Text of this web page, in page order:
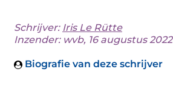
Schrijver: Iris Le Rütte
Inzender: wvb, 16 augustus 2022
Biografie van deze schrijver